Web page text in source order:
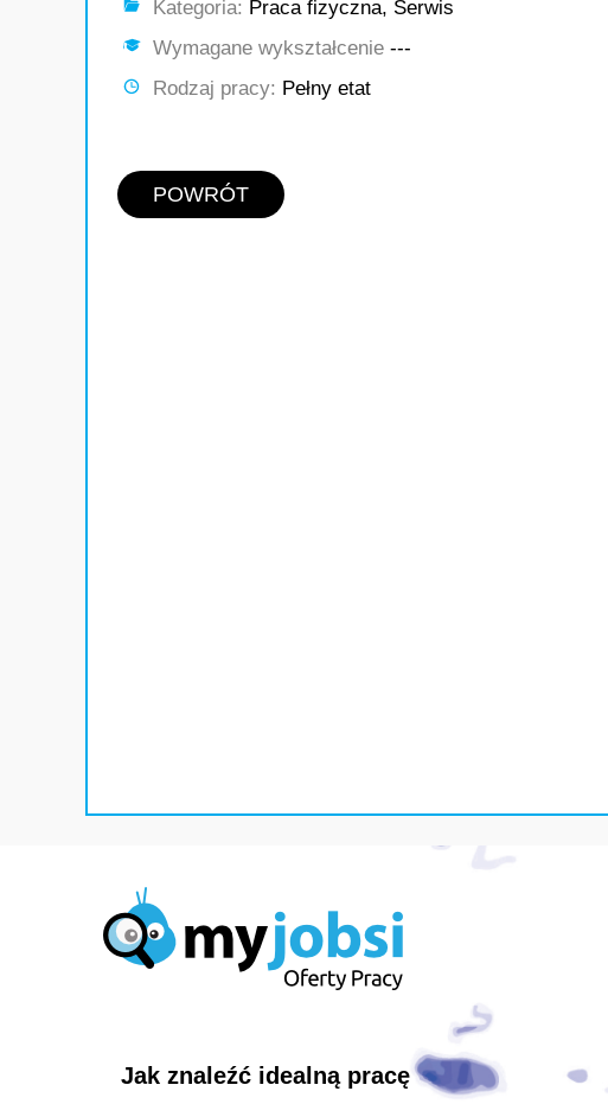
Kategoria: Praca fizyczna, Serwis
Wymagane wykształcenie ---
Rodzaj pracy: Pełny etat
POWRÓT
Jak znaleźć idealną pracę